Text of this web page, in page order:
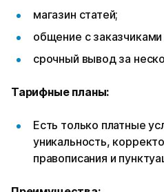
магазин статей;
общение с
срочный вывод за
Тарифные планы:
Есть только платные
уникальность,
правописания и